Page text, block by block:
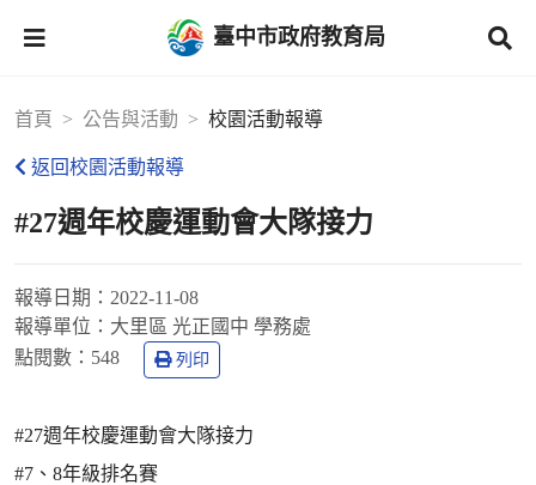
臺中市政府教育局
首頁 公告與活動 校園活動報導
返回校園活動報導
#27週年校慶運動會大隊接力
報導日期： 2022-11-08
報導單位： 大里區 光正國中 學務處
點閱數： 548 列印
#27週年校慶運動會大隊接力
#7、8年級排名賽